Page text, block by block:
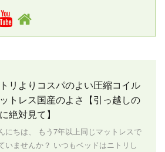
リよりコスパのよい圧縮コイル
トレス国産のよさ【引っ越しの
絶対見て】
にちは、 もう7年以上同じマットレスで
いませんか？ いつもベッドはニトリし